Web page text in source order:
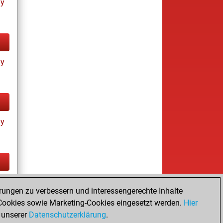
zu verbessern und interessengerechte Inhalte
sowie Marketing-Cookies eingesetzt werden. Hier
Datenschutzerklärung.